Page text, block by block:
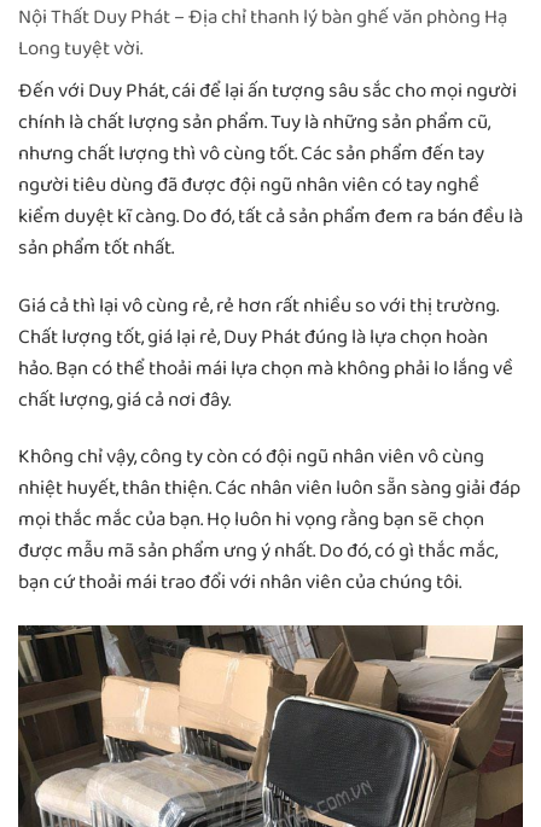
Nội Thất Duy Phát – Địa chỉ thanh lý bàn ghế văn phòng Hạ
Long tuyệt vời.
Đến với Duy Phát, cái để lại ấn tượng sâu sắc cho mọi người
chính là chất lượng sản phẩm. Tuy là những sản phẩm cũ,
nhưng chất lượng thì vô cùng tốt. Các sản phẩm đến tay
người tiêu dùng đã được đội ngũ nhân viên có tay nghề
kiểm duyệt kĩ càng. Do đó, tất cả sản phẩm đem ra bán đều là
sản phẩm tốt nhất.
Giá cả thì lại vô cùng rẻ, rẻ hơn rất nhiều so với thị trường.
Chất lượng tốt, giá lại rẻ, Duy Phát đúng là lựa chọn hoàn
hảo. Bạn có thể thoải mái lựa chọn mà không phải lo lắng về
chất lượng, giá cả nơi đây.
Không chỉ vậy, công ty còn có đội ngũ nhân viên vô cùng
nhiệt huyết, thân thiện. Các nhân viên luôn sẵn sàng giải đáp
mọi thắc mắc của bạn. Họ luôn hi vọng rằng bạn sẽ chọn
được mẫu mã sản phẩm ưng ý nhất. Do đó, có gì thắc mắc,
bạn cứ thoải mái trao đổi với nhân viên của chúng tôi.